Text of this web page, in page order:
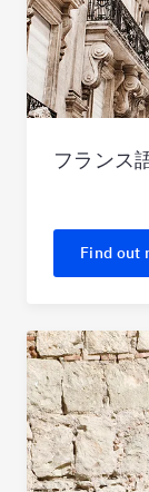
フランス
Find out